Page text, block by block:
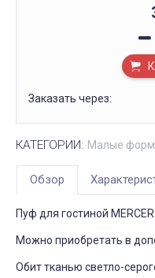
Заказать через:
КАТЕГОРИИ: Малые
Обзор
Пуф для гостиной
Можно приобретать в
Обит тканью светло-